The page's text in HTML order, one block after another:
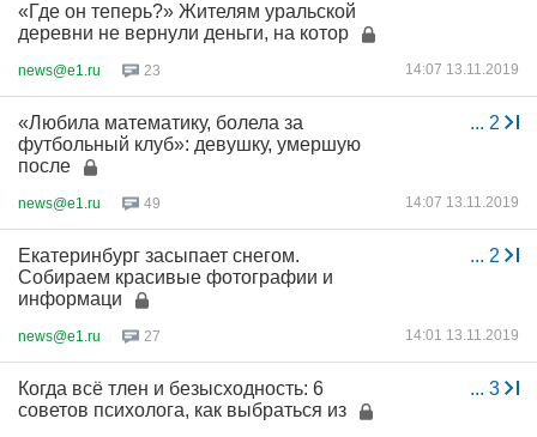
«Где он теперь?» Жителям уральской
деревни не вернули деньги, на котор
news@e1.ru 23 14:07 13.11.2019
... 2
«Любила математику, болела за
футбольный клуб»: девушку, умершую
после
news@e1.ru 49 14:07 13.11.2019
... 2
Екатеринбург засыпает снегом.
Собираем красивые фотографии и
информаци
news@e1.ru 27 14:01 13.11.2019
... 3
Когда всё тлен и безысходность: 6
советов психолога, как выбраться из